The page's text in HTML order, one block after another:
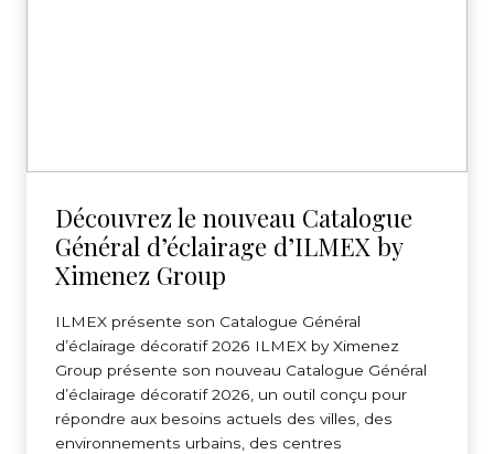
Découvrez le nouveau Catalogue
Général d’éclairage d’ILMEX by
Ximenez Group
ILMEX présente son Catalogue Général
d’éclairage décoratif 2026 ILMEX by Ximenez
Group présente son nouveau Catalogue Général
d’éclairage décoratif 2026, un outil conçu pour
répondre aux besoins actuels des villes, des
environnements urbains, des centres